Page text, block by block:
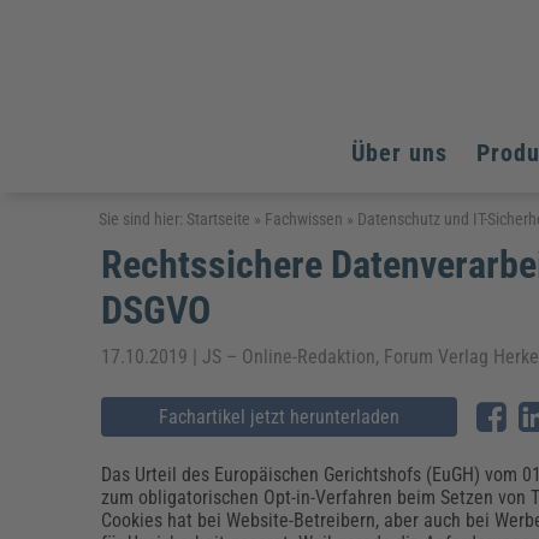
Über uns
Arbeitsschutz
Fachpublikationen & Arbeitshilfen
Arbeitssicherheit & Gesundheitsschutz
Brandschutz
Weiterbildungen (AKADEMIE HERKERT)
Assistenz & Office-Management
Baurecht & Architektenrecht
Energieoptimiertes & klimaneutrales Bauen
Nachhaltiges Planen
Kinderschutz, Jugendhilfe & Inklusion
Datenschutz & IT-Recht
Elektrosicherheit
Fachpublikationen & Arbeitshilfen
Weiterbildungen (AKADEMIE HERKERT)
Arbeitsschutz
Bildung und Erziehung
Energie und Umwelt
Kommunales
Reisekosten und Finanzen
Arbeitsschutz
Bildung und Erziehung
Energie und Umwelt
Kommunales
Reisekosten und Finanzen
Sie sind hier: Startseite » Fachwissen » Datenschutz und IT-
Rechtssichere
DSGVO
17.10.2019 | JS – Online-Redaktion, Forum Verlag
Fachartikel jetzt herunterladen
Das Urteil des Europäischen Gerichtshofs (EuGH) vom
zum obligatorischen Opt-in-Verfahren beim Setzen von
Cookies hat bei Website-Betreibern, aber auch bei